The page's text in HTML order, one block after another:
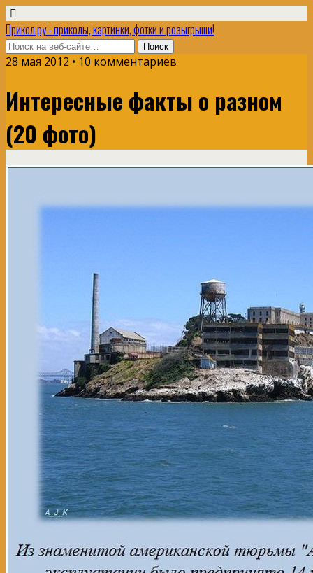
Прикол.ру - приколы, картинки, фотки и розыгрыши!
28 мая 2012 • 10 комментариев
Интересные факты о разном
(20 фото)